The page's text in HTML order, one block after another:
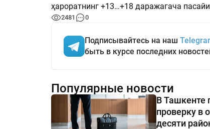
ҳароратнинг +13…+18 даражагача
2481 0
Подписывайтесь на наш
быть в курсе последних
Популярные новости
В Ташкенте
проверку в
десяти